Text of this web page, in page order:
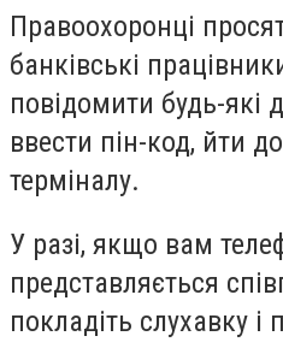
Правоохоронці
банківські
повідомити будь-які
ввести пін-код, йти
терміналу.
У разі, якщо вам
представляється
покладіть слухавку і